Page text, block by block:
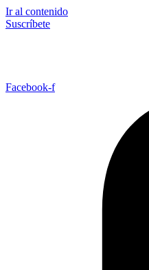
Ir al contenido
Suscríbete
Facebook-f